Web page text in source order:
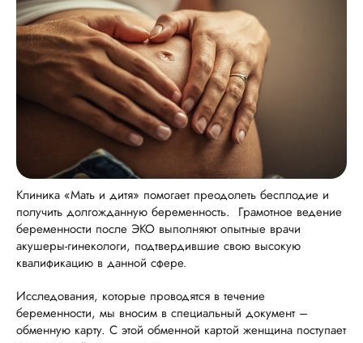
Клиника «Мать и дитя» помогает преодолеть бесплодие и
получить долгожданную беременность. Грамотное ведение
беременности после ЭКО выполняют опытные врачи
акушеры-гинекологи, подтвердившие свою высокую
квалификацию в данной сфере.
Исследования, которые проводятся в течение
беременности, мы вносим в специальный документ –
обменную карту. С этой обменной картой женщина поступает